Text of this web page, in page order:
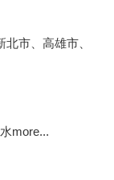
市、高雄市、
more...